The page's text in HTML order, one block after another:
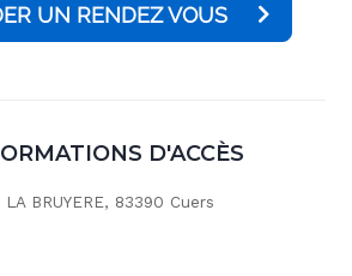
UN RENDEZ VOUS
D'ACCÈS
LA BRUYERE, 83390 Cuers